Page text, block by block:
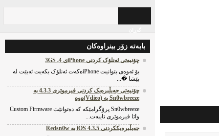
بابه‌ته‌ زۆر بینراوه‌کان
چۆنیه‌تی ئه‌نلۆک کردنی iPhoneی 4, 3GS
بۆ ئه‌وه‌ی بتوانیت iPhoneه‌که‌ت ئه‌نلۆک بکه‌یت ئه‌بێت له‌
پێشا �...
چۆنیه‌تی جه‌یڵبره‌یک کردنی فیرموێری 4.3.3 به‌
Sn0wbreeze به‌ (Vdieo)ه‌وه‌
Sn0wbreeze پرۆگرامێکه‌ که‌ ده‌توانێت Custom Firmware
واتا فیرموێری تایبه‌ت...
جه‌یڵبره‌یککردنی iOS 4.3.5 به‌ Redsn0w